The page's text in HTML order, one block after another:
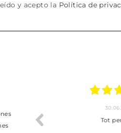
y acepto la Política de
30.06.2026
Tot perfecte